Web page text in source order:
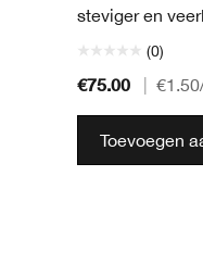
steviger en
(0)
€75.00 €1.50
Toevoegen